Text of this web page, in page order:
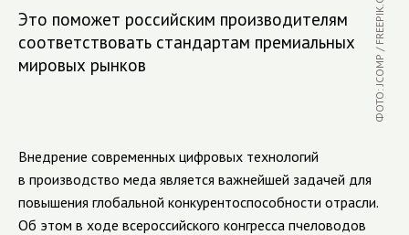
Это поможет российским производителям
соответствовать стандартам премиальных
мировых рынков
ФОТО: JCOMP / FREEPIK.COM
Внедрение современных цифровых технологий
в производство меда является важнейшей задачей для
повышения глобальной конкурентоспособности отрасли.
Об этом в ходе всероссийского конгресса пчеловодов